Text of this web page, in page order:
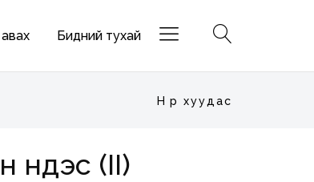
Бидний тухай
Нүүр хуудас
үндэс (II)